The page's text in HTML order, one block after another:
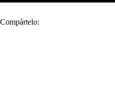
Compártelo: